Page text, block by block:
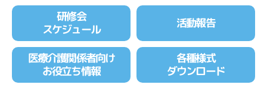
研修会
スケジュール
活動報告
医療介護関係者向け
お役立ち情報
各種様式
ダウンロード